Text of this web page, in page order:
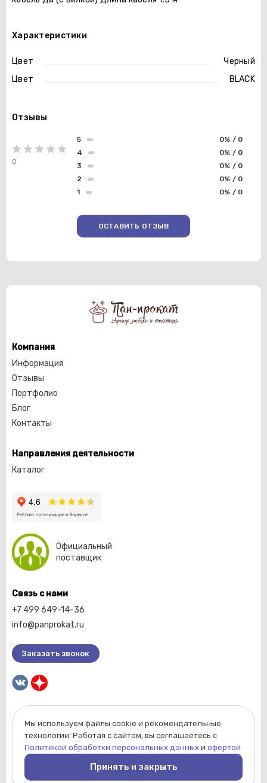
Характеристики
Цвет
Черный
Цвет
BLACK
Отзывы
0
1 0% / 0
2 0% / 0
3 0% / 0
4 0% / 0
5 0% / 0
ОСТАВИТЬ ОТЗЫВ
2026 © Компания «Пан прокат».
Вся информация, размещенная на сайте, носит
ознакомительный характер и не является
публичной офертой, определяемой положениями
Статьи 437 Гражданского кодекса РФ.
Компания
Информация
Отзывы
Портфолио
Блог
Контакты
Направления деятельности
Каталог
Официальный
поставщик
Связь с нами
+7 499 649-14-36
info@panprokat.ru
Заказать звонок
Мы используем файлы cookie и рекомендательные
технологии. Работая с сайтом, вы соглашаетесь с
Политикой обработки персональных данных и офертой
Принять и закрыть